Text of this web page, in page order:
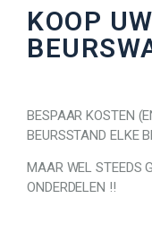
KOOP
BESPAAR KOSTEN
BEURSSTAND ELKE
MAAR WEL STEEDS
ONDERDELEN !!